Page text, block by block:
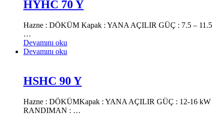
HYHC 70 Y
Hazne : DÖKÜM Kapak : YANA AÇILIR GÜÇ : 7.5 – 11.5
…
Devamını oku
Devamını oku
HSHC 90 Y
Hazne : DÖKÜMKapak : YANA AÇILIR GÜÇ : 12-16 kW
RANDIMAN : …